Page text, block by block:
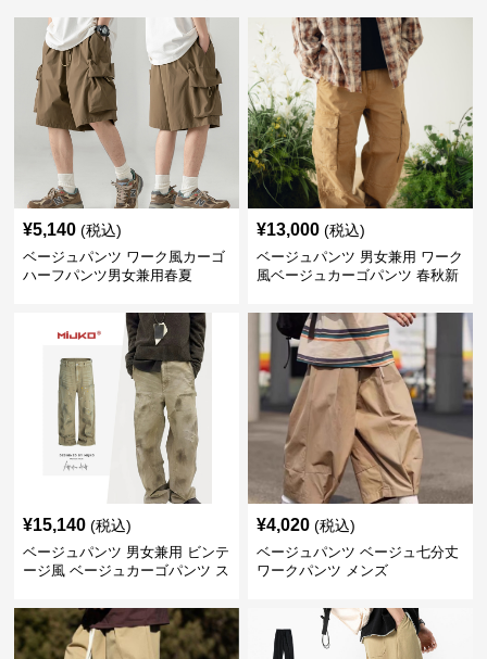
¥5,140 (税込)
ベージュパンツ ワーク風カーゴ
ハーフパンツ男女兼用春夏
¥13,000 (税込)
ベージュパンツ 男女兼用 ワーク
風ベージュカーゴパンツ 春秋新
¥15,140 (税込)
ベージュパンツ 男女兼用 ビンテ
ージ風 ベージュカーゴパンツ ス
¥4,020 (税込)
ベージュパンツ ベージュ七分丈
ワークパンツ メンズ